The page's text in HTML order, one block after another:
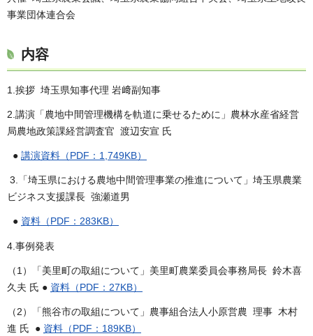
事業団体連合会
内容
1.挨拶 埼玉県知事代理 岩﨑副知事
2.講演「農地中間管理機構を軌道に乗せるために」農林水産省経営
局農地政策課経営調査官 渡辺安宣 氏
● 講演資料（PDF：1,749KB）
3.「埼玉県における農地中間管理事業の推進について」埼玉県農業
ビジネス支援課長 強瀬道男
● 資料（PDF：283KB）
4.事例発表
（1）「美里町の取組について」美里町農業委員会事務局長 鈴木喜
久夫 氏 ● 資料（PDF：27KB）
（2）「熊谷市の取組について」農事組合法人小原営農 理事 木村
進 氏 ● 資料（PDF：189KB）